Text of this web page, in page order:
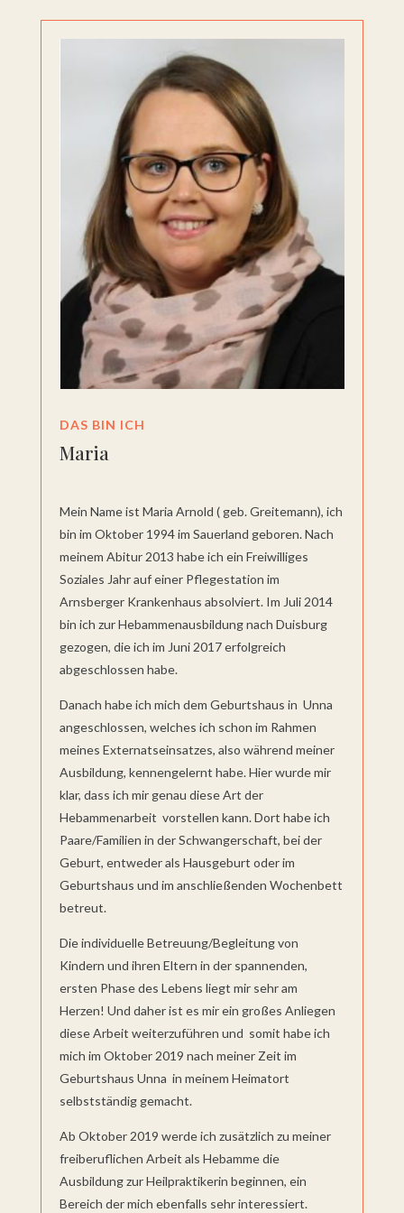
DAS BIN ICH
Maria
Mein Name ist Maria Arnold ( geb. Greitemann), ich
bin im Oktober 1994 im Sauerland geboren. Nach
meinem Abitur 2013 habe ich ein Freiwilliges
Soziales Jahr auf einer Pflegestation im
Arnsberger Krankenhaus absolviert. Im Juli 2014
bin ich zur Hebammenausbildung nach Duisburg
gezogen, die ich im Juni 2017 erfolgreich
abgeschlossen habe.
Danach habe ich mich dem Geburtshaus in Unna
angeschlossen, welches ich schon im Rahmen
meines Externatseinsatzes, also während meiner
Ausbildung, kennengelernt habe. Hier wurde mir
klar, dass ich mir genau diese Art der
Hebammenarbeit vorstellen kann. Dort habe ich
Paare/Familien in der Schwangerschaft, bei der
Geburt, entweder als Hausgeburt oder im
Geburtshaus und im anschließenden Wochenbett
betreut.
Die individuelle Betreuung/Begleitung von
Kindern und ihren Eltern in der spannenden,
ersten Phase des Lebens liegt mir sehr am
Herzen! Und daher ist es mir ein großes Anliegen
diese Arbeit weiterzuführen und somit habe ich
mich im Oktober 2019 nach meiner Zeit im
Geburtshaus Unna in meinem Heimatort
selbstständig gemacht.
Ab Oktober 2019 werde ich zusätzlich zu meiner
freiberuflichen Arbeit als Hebamme die
Ausbildung zur Heilpraktikerin beginnen, ein
Bereich der mich ebenfalls sehr interessiert.